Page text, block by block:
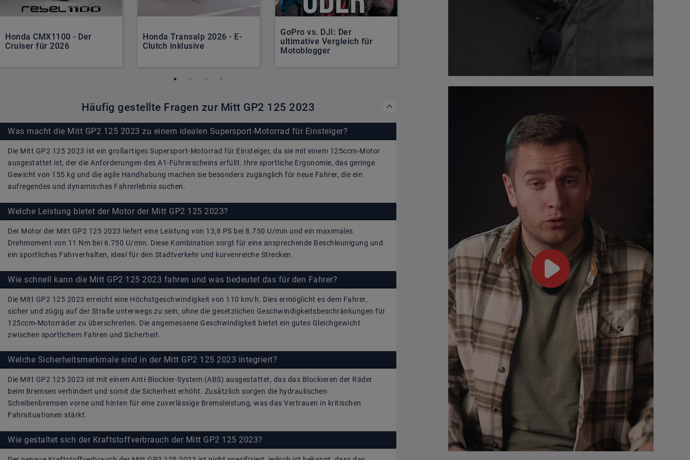
Honda CMX1100 - Der
Cruiser für 2026
Honda Transalp 2026 - E-
Clutch inklusive
GoPro vs. DJI: Der
ultimative Vergleich für
Motoblogger
Kauf
Häufig gestellte Fragen zur Mitt GP2 125 2023
Was macht die Mitt GP2 125 2023 zu einem idealen Supersport-Motorrad für Einsteiger?
Die Mitt GP2 125 2023 ist ein großartiges Supersport-Motorrad für Einsteiger, da sie mit einem 125ccm-Motor
ausgestattet ist, der die Anforderungen des A1-Führerscheins erfüllt. Ihre sportliche Ergonomie, das geringe
Gewicht von 155 kg und die agile Handhabung machen sie besonders zugänglich für neue Fahrer, die ein
aufregendes und dynamisches Fahrerlebnis suchen.
Welche Leistung bietet der Motor der Mitt GP2 125 2023?
Der Motor der Mitt GP2 125 2023 liefert eine Leistung von 13,8 PS bei 8.750 U/min und ein maximales
Drehmoment von 11 Nm bei 6.750 U/min. Diese Kombination sorgt für eine ansprechende Beschleunigung und
ein sportliches Fahrverhalten, ideal für den Stadtverkehr und kurvenreiche Strecken.
Wie schnell kann die Mitt GP2 125 2023 fahren und was bedeutet das für den Fahrer?
Die Mitt GP2 125 2023 erreicht eine Höchstgeschwindigkeit von 110 km/h. Dies ermöglicht es dem Fahrer,
sicher und zügig auf der Straße unterwegs zu sein, ohne die gesetzlichen Geschwindigkeitsbeschränkungen für
125ccm-Motorräder zu überschreiten. Die angemessene Geschwindigkeit bietet ein gutes Gleichgewicht
zwischen sportlichem Fahren und Sicherheit.
Welche Sicherheitsmerkmale sind in der Mitt GP2 125 2023 integriert?
Die Mitt GP2 125 2023 ist mit einem Anti-Blockier-System (ABS) ausgestattet, das das Blockieren der Räder
beim Bremsen verhindert und somit die Sicherheit erhöht. Zusätzlich sorgen die hydraulischen
Scheibenbremsen vorne und hinten für eine zuverlässige Bremsleistung, was das Vertrauen in kritischen
Fahrsituationen stärkt.
Wie gestaltet sich der Kraftstoffverbrauch der Mitt GP2 125 2023?